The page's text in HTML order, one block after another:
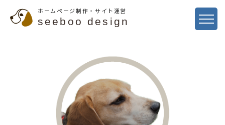
ホームページ制作・サイト運営
seeboo design